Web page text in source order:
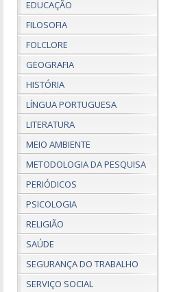
EDUCAÇÃO
FILOSOFIA
FOLCLORE
GEOGRAFIA
HISTÓRIA
LÍNGUA PORTUGUESA
LITERATURA
MEIO AMBIENTE
METODOLOGIA DA PESQUISA
PERIÓDICOS
PSICOLOGIA
RELIGIÃO
SAÚDE
SEGURANÇA DO TRABALHO
SERVIÇO SOCIAL